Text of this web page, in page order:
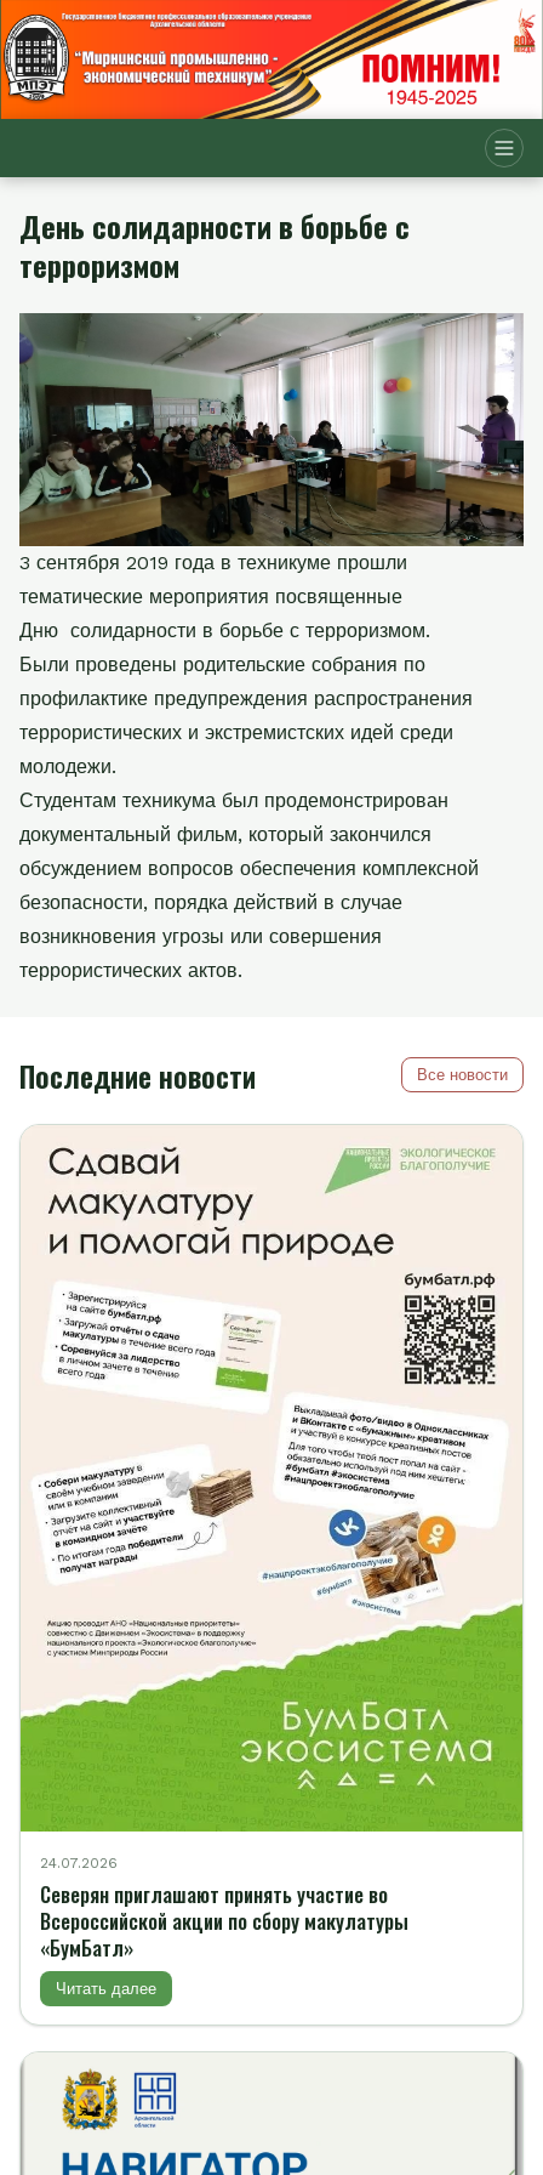
День солидарности в борьбе с
терроризмом
3 сентября 2019 года в техникуме прошли
тематические мероприятия посвященные
Дню солидарности в борьбе с терроризмом.
Были проведены родительские собрания по
профилактике предупреждения распространения
террористических и экстремистских идей среди
молодежи.
Студентам техникума был продемонстрирован
документальный фильм, который закончился
обсуждением вопросов обеспечения комплексной
безопасности, порядка действий в случае
возникновения угрозы или совершения
террористических актов.
Последние новости Все новости
24.07.2026
Северян приглашают принять участие во
Всероссийской акции по сбору макулатуры
«БумБатл»
Читать далее